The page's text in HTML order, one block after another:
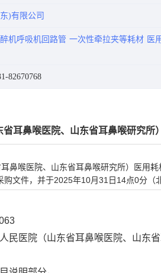
)有限公司
机呼吸机回路管 一次性牵拉夹等耗材 医
82670768
耳鼻喉医院、山东省耳鼻喉研究所
鼻喉医院、山东省耳鼻喉研究所）医用耗
购文件，并于2025年10月31 日 14点0分
民医院（山东省耳鼻喉医院、山东